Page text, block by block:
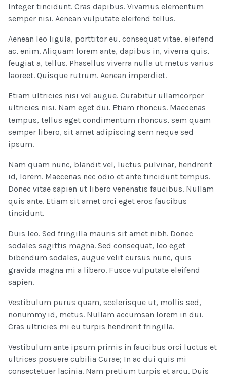
Integer tincidunt. Cras dapibus. Vivamus elementum
semper nisi. Aenean vulputate eleifend tellus.
Aenean leo ligula, porttitor eu, consequat vitae, eleifend
ac, enim. Aliquam lorem ante, dapibus in, viverra quis,
feugiat a, tellus. Phasellus viverra nulla ut metus varius
laoreet. Quisque rutrum. Aenean imperdiet.
Etiam ultricies nisi vel augue. Curabitur ullamcorper
ultricies nisi. Nam eget dui. Etiam rhoncus. Maecenas
tempus, tellus eget condimentum rhoncus, sem quam
semper libero, sit amet adipiscing sem neque sed
ipsum.
Nam quam nunc, blandit vel, luctus pulvinar, hendrerit
id, lorem. Maecenas nec odio et ante tincidunt tempus.
Donec vitae sapien ut libero venenatis faucibus. Nullam
quis ante. Etiam sit amet orci eget eros faucibus
tincidunt.
Duis leo. Sed fringilla mauris sit amet nibh. Donec
sodales sagittis magna. Sed consequat, leo eget
bibendum sodales, augue velit cursus nunc, quis
gravida magna mi a libero. Fusce vulputate eleifend
sapien.
Vestibulum purus quam, scelerisque ut, mollis sed,
nonummy id, metus. Nullam accumsan lorem in dui.
Cras ultricies mi eu turpis hendrerit fringilla.
Vestibulum ante ipsum primis in faucibus orci luctus et
ultrices posuere cubilia Curae; In ac dui quis mi
consectetuer lacinia. Nam pretium turpis et arcu. Duis